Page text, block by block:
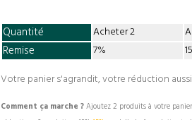
Quantité Acheter 2
Remise 7%
Votre panier s'agrandit, votre réduction
Comment ça marche ?Ajoutez 2 produits à votre